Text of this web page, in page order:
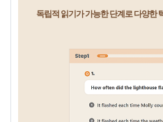
독립적 읽기가 가능한 단계로 다양한